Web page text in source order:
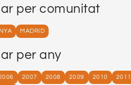
per comunitat
MADRID
per any
2007 2008 2009 2010 2011